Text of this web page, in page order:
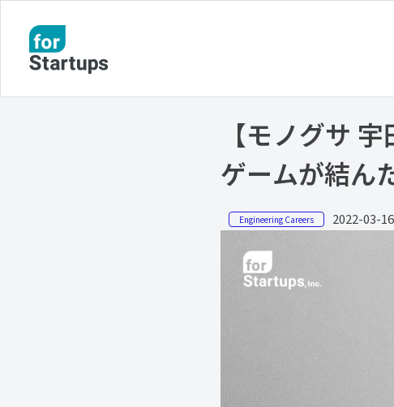
【モノグサ
ゲームが結ん
Engineering Careers 2022-03-16